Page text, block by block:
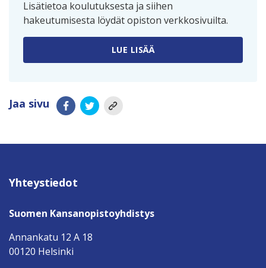
Lisätietoa koulutuksesta ja siihen
hakeutumisesta löydät opiston verkkosivuilta.
LUE LISÄÄ
Jaa sivu
Yhteystiedot
Suomen Kansanopistoyhdistys
Annankatu 12 A 18
00120 Helsinki